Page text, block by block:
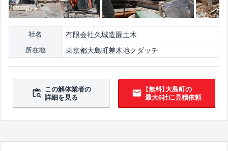
社名 有限会社久城造園土木
所在地 東京都大島町差木地クダッチ
この解体業者の
詳細を見る
【無料】大島町の
最大6社に見積依頼